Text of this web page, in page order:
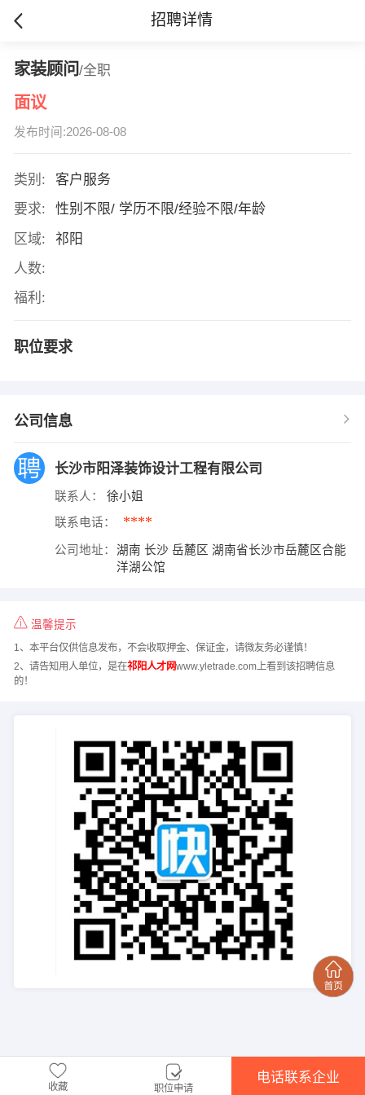
招聘详情
家装顾问/全职
面议
发布时间:2026-08-08
类别:
客户服务
要求:
性别不限/ 学历不限/经验不限/年龄
区域:
祁阳
人数:
福利:
职位要求
公司信息
长沙市阳泽装饰设计工程有限公司
联系人： 徐小姐
联系电话： ****
公司地址：
湖南 长沙 岳麓区 湖南省长沙市岳麓区合能
洋湖公馆
温馨提示
1、本平台仅供信息发布，不会收取押金、保证金，请微友务必谨慎！
2、请告知用人单位，是在祁阳人才网www.yletrade.com上看到该招聘信息
的！
收藏 职位申请
电话联系企业